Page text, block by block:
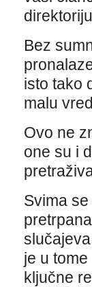
Bez
isto tako
malu
Ovo ne
one su i
Svima
je u
ključne